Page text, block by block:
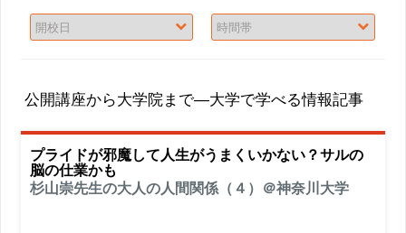
公開講座から大学院まで―大学で学べる情報記事
プライドが邪魔して人生がうまくいかない？サルの
脳の仕業かも
杉山崇先生の大人の人間関係（４）＠神奈川大学